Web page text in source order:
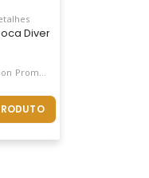
Espaço Para
Em Silkscreen Em
Diversos Tamanhos